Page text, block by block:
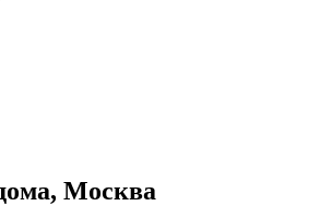
Москва